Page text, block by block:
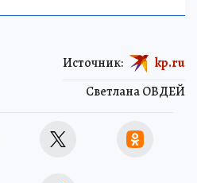
Светлана ОВДЕЙ
Источник: kp.ru